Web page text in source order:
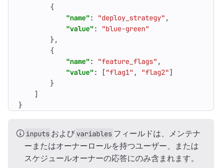
{
"name" : "deploy_strategy" ,
"value" :
"blue-green"
},
{
"name" : "feature_flags" ,
"value" : ["flag1" , "flag2"]
}
]
}
inputs および variables フィールドは、メンテナ
ーまたはオーナーロールを持つユーザー、または
スケジュールオーナーの応答にのみ含まれます。